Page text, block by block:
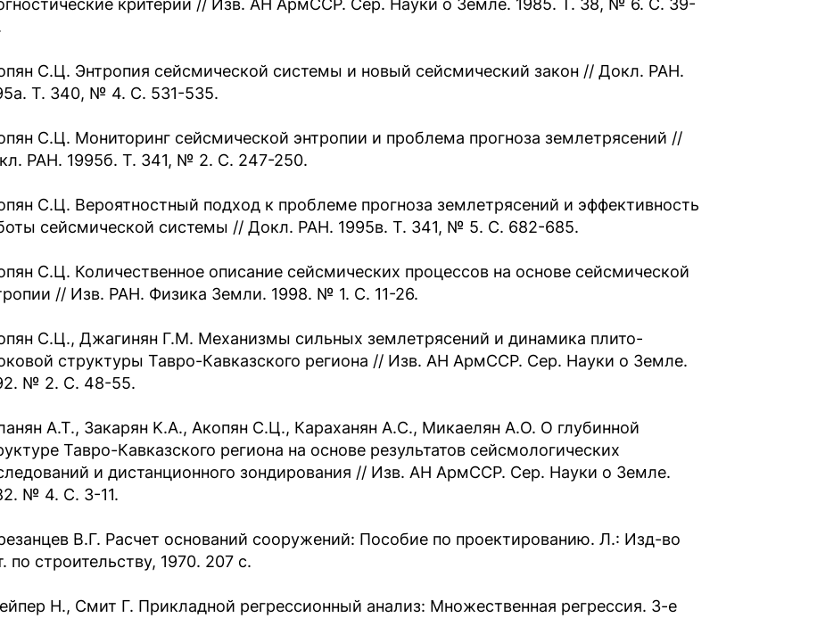
критерии // Изв. АН AрмССР. Сер. Науки о Земле. 1985. Т. 38, № 6. С. 39-
С.Ц. Энтропия сейсмической системы и новый сейсмический закон // Докл. РАН.
Т. 340, № 4. С. 531-535.
С.Ц. Мониторинг сейсмической энтропии и проблема прогноза землетрясений //
РАН. 1995б. Т. 341, № 2. С. 247-250.
С.Ц. Вероятностный подход к проблеме прогноза землетрясений и эффективность
сейсмической системы // Докл. РАН. 1995в. Т. 341, № 5. С. 682-685.
С.Ц. Количественное описание сейсмических процессов на основе сейсмической
// Изв. РАН. Физика Земли. 1998. № 1. С. 11-26.
С.Ц., Джагинян Г.M. Механизмы сильных землетрясений и динамика плито-
структуры Тавро-Кавказского региона // Изв. АН AрмССР. Сер. Науки о Земле.
№ 2. С. 48-55.
A.T., Закарян K.A., Aкопян С.Ц., Караханян A.С., Микаелян A.O. О глубинной
Тавро-Кавказского региона на основе результатов сейсмологических
и дистанционного зондирования // Изв. АН AрмССР. Сер. Науки о Земле.
№ 4. С. 3-11.
В.Г. Расчет оснований сооружений: Пособие по проектированию. Л.: Изд-во
по строительству, 1970. 207 с.
Н., Смит Г. Прикладной регрессионный анализ: Множественная регрессия. 3-е